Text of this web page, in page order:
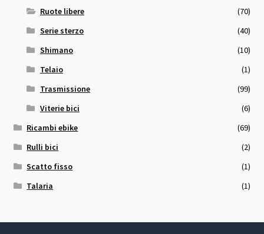
Ruote libere
(70)
Serie sterzo
(40)
Shimano
(10)
Telaio
(1)
Trasmissione
(99)
Viterie bici
(6)
Ricambi ebike
(69)
Rulli bici
(2)
Scatto fisso
(1)
Talaria
(1)